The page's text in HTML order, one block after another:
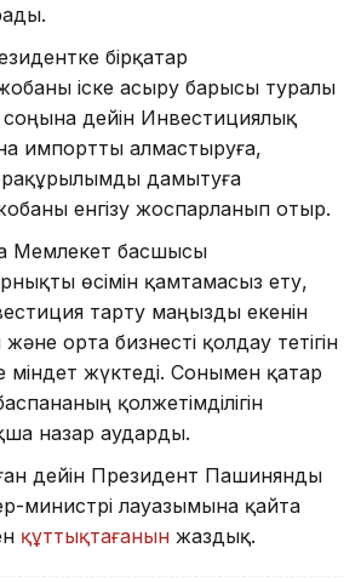
бірқатар
іске асыру барысы туралы
дейін Инвестициялық
импортты алмастыруға,
дамытуға
енгізу жоспарланып отыр.
Мемлекет басшысы
өсімін қамтамасыз ету,
тарту маңызды екенін
орта бизнесті қолдау тетігін
міндет жүктеді. Сонымен қатар
қолжетімділігін
назар аударды.
дейін Президент Пашинянды
министрі лауазымына қайта
құттықтағанын жаздық.